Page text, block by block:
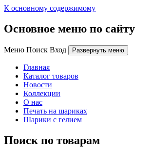
К основному содержимому
Основное меню по сайту
Меню Поиск Вход Развернуть меню
Главная
Каталог товаров
Новости
Коллекции
О нас
Печать на шариках
Шарики с гелием
Поиск по товарам